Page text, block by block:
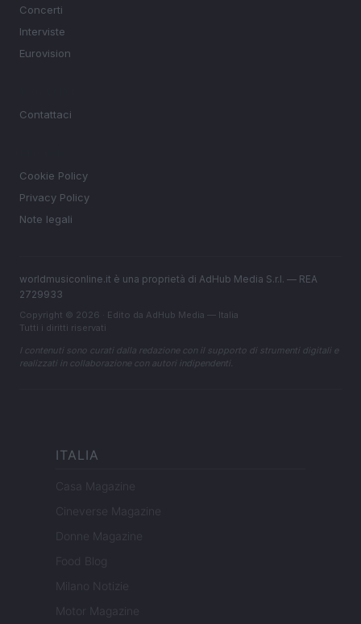
Concerti
Interviste
Eurovision
Contattaci
Cookie Policy
Privacy Policy
Note legali
worldmusiconline.it è una proprietà di AdHub Media S.r.l. — REA
2729933
Copyright © 2026 · Edito da AdHub Media — Italia
Tutti i diritti riservati
I contenuti sono curati dalla redazione con il supporto di strumenti digitali e
realizzati in collaborazione con autori indipendenti.
ITALIA
Casa Magazine
Cineverse Magazine
Donne Magazine
Food Blog
Milano Notizie
Motor Magazine